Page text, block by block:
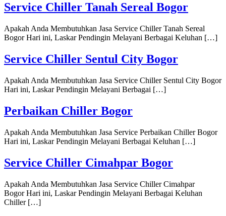
Service Chiller Tanah Sereal Bogor
Apakah Anda Membutuhkan Jasa Service Chiller Tanah Sereal
Bogor Hari ini, Laskar Pendingin Melayani Berbagai Keluhan […]
Service Chiller Sentul City Bogor
Apakah Anda Membutuhkan Jasa Service Chiller Sentul City Bogor
Hari ini, Laskar Pendingin Melayani Berbagai […]
Perbaikan Chiller Bogor
Apakah Anda Membutuhkan Jasa Service Perbaikan Chiller Bogor
Hari ini, Laskar Pendingin Melayani Berbagai Keluhan […]
Service Chiller Cimahpar Bogor
Apakah Anda Membutuhkan Jasa Service Chiller Cimahpar
Bogor Hari ini, Laskar Pendingin Melayani Berbagai Keluhan
Chiller […]